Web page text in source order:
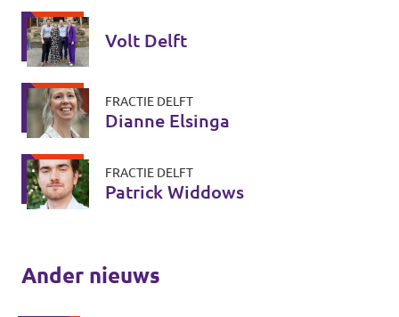
Volt Delft
FRACTIE DELFT
Dianne Elsinga
FRACTIE DELFT
Patrick Widdows
Ander nieuws